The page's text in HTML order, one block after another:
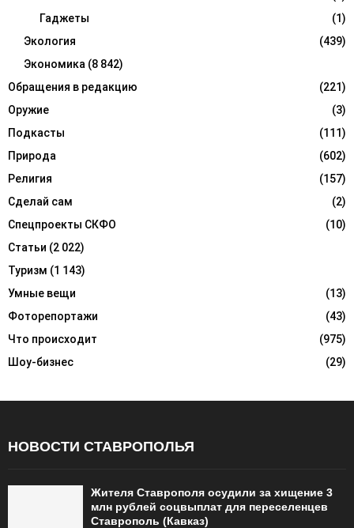
Гаджеты
(1)
Экология
(439)
Экономика (8 842)
Обращения в редакцию
(221)
Оружие
(3)
Подкасты
(111)
Природа
(602)
Религия
(157)
Сделай сам
(2)
Спецпроекты СКФО
(10)
Статьи (2 022)
Туризм (1 143)
Умные вещи
(13)
Фоторепортажи
(43)
Что происходит
(975)
Шоу-бизнес
(29)
НОВОСТИ СТАВРОПОЛЬЯ
Жителя Ставрополя осудили за хищение 3
млн рублей соцвыплат для переселенцев
Ставрополь (Кавказ)